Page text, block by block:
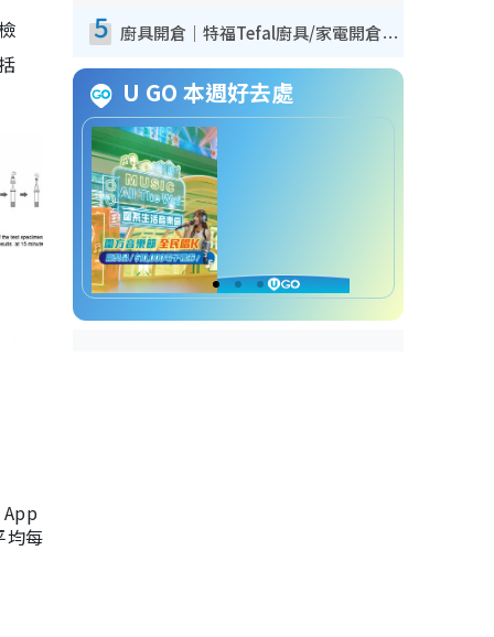
均每
5 廚具開倉｜特福Tefal廚具/家電開倉低至3折！$220起買平底鍋/炒鑊/湯煲！電飯煲/吸塵機/燙斗$418起
U GO 本週好去處